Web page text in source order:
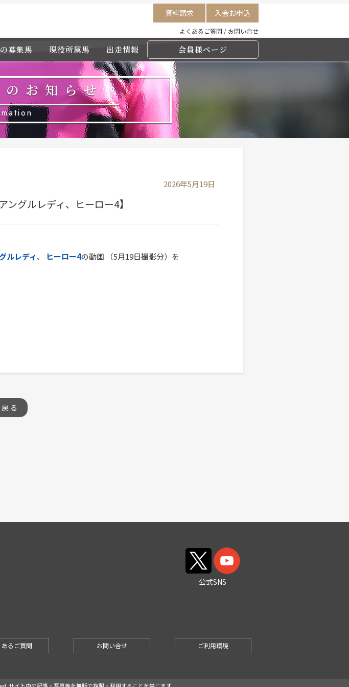
資料請求 入会お申込
よくあるご質問 / お問い合せ
募集馬 現役所属馬 出走情報 会員様ページ
のお知らせ
2026年5月19日
グルレディ、ヒーロー4】
ルレディ、 ヒーロー4の動画 （5月19日撮影分）を
る
公式SNS
あるご質問 お問い合せ ご利用環境